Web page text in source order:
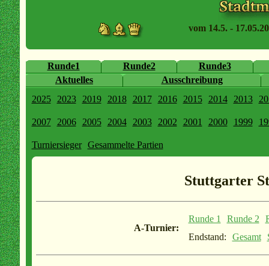
vom 14.5. -
Runde1 Runde2
Runde3
Aktuelles
Ausschreibung
2025
2023 2019 2018 2017 2016 2015 2014 2013
2007 2006 2005 2004 2003 2002 2001 2000 1999
Turniersieger Gesammelte Partien
Stuttgarter
A-Turnier:
Runde 1 Runde 2
Endstand:
Gesamt